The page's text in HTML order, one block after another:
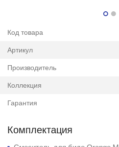
Код товара
Артикул
Производитель
Коллекция
Гарантия
Комплектация